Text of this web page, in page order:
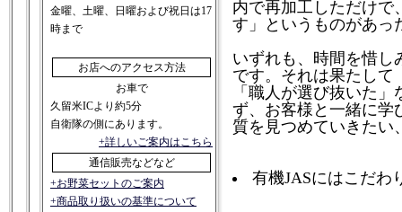
金曜、土曜、日曜および祝日は17
時まで
お店へのアクセス方法
お車で
久留米ICより約5分
自衛隊の側にあります。
+詳しいご案内はこちら
通信販売などなど
+お野菜セットのご案内
+商品取り扱いの基準について
内で再加工しただけで
す」というものがあっ
いずれも、時間を惜し
です。それは果たして
「職人が選び抜いた
ず、お客様と一緒に学
質を見つめていきたい
有機JASにはこだわ